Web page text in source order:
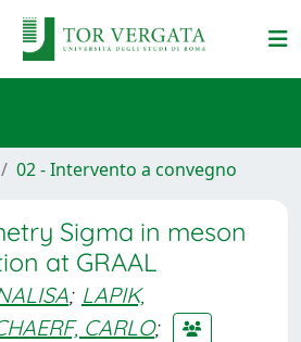
02 - Intervento a convegno
Sigma in meson
at GRAAL
; LAPIK,
CARLO;